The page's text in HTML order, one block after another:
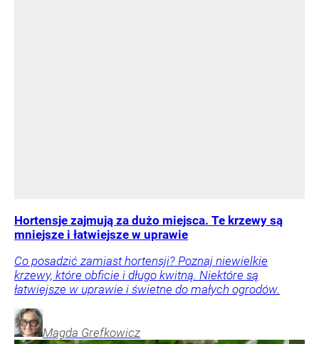
Hortensje zajmują za dużo miejsca. Te krzewy są
mniejsze i łatwiejsze w uprawie
Co posadzić zamiast hortensji? Poznaj niewielkie
krzewy, które obficie i długo kwitną. Niektóre są
łatwiejsze w uprawie i świetne do małych ogrodów.
Magda Grefkowicz